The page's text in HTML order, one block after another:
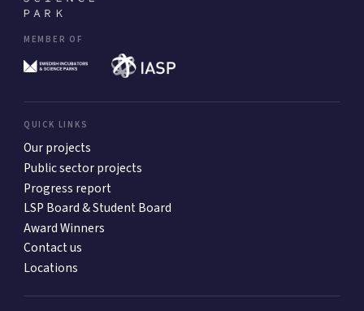
MEMBER OF
QUICK LINKS
Our projects
Public sector projects
Progress report
LSP Board & Student Board
Award Winners
Contact us
Locations